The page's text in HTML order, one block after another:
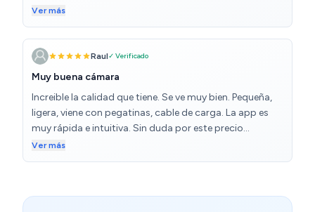
wifi va perfecta y es muy fácil de configurar. Otra cosa
que me gusta mucho es la visión nocturna. Es perfecta
calidad precio.
Ver más
Raul✓ Verificado
Muy buena cámara
Increible la calidad que tiene. Se ve muy bien. Pequeña,
ligera, viene con pegatinas, cable de carga. La app es
muy rápida e intuitiva. Sin duda por este precio
compras mas y tienes toda casa vigilada.
Ver más